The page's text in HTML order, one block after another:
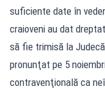
suficiente date în
craioveni au dat
să fie trimisă la
pronunţat pe 5
contravenţională ca